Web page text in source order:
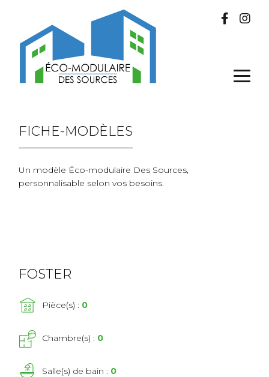
FICHE-MODÈLES
Un modèle Éco-modulaire Des Sources,
personnalisable selon vos besoins.
FOSTER
Pièce(s) : 0
Chambre(s) : 0
Salle(s) de bain : 0